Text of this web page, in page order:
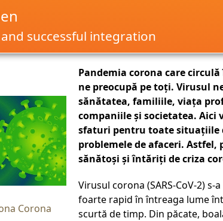
successful integration
Corona
Pandemia corona care
ne preocupă pe toți. Virusul
sănătatea, familiile, viața
companiile și societatea. Aici
sfaturi pentru toate situațiile
problemele de afaceri. Astfel,
sănătoși și întăriți de criza
Virusul corona (SARS-CoV-2) s-
foarte rapid în întreaga lume
scurtă de timp. Din păcate,